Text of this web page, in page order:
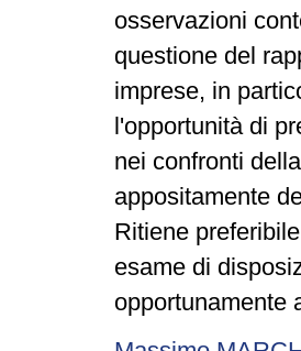
osservazioni
questione del
imprese, in
l'opportunità di
nei confronti
appositamente
Ritiene
esame di
opportunamente